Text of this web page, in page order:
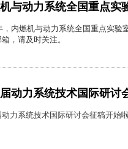
与动力系统全国重点实
，内燃机与动力系统全国重点实验
，请及时关注。
动力系统技术国际研讨
力系统技术国际研讨会征稿开始啦